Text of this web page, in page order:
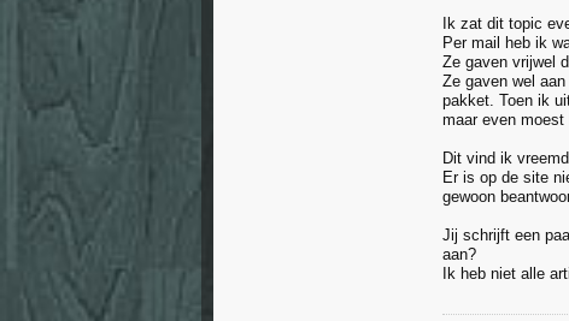
Ik zat dit topic
Per mail heb ik
Ze gaven vrijwel
Ze gaven wel
pakket. Toen ik
maar even moest
Dit vind ik
Er is op de site
gewoon
Jij schrijft een
aan?
Ik heb niet alle